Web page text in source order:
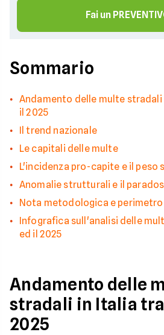
Fai un
Sommario
Andamento delle multe stradali
il 2025
Il trend nazionale
Le capitali delle multe
L'incidenza pro-capite e il peso
Anomalie strutturali e il
Nota metodologica e perimetro
Infografica sull'analisi delle
ed il 2025
Andamento delle
stradali in Italia tra
2025